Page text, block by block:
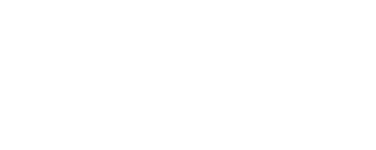
und
wenn Sie mindestens 16